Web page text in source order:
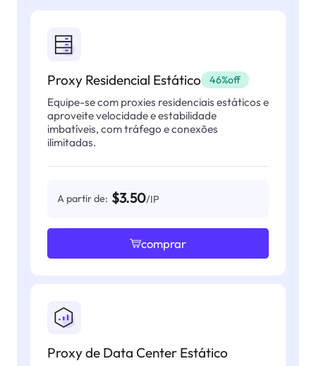
Proxy Residencial Estático 46%off
Equipe-se com proxies residenciais estáticos e
aproveite velocidade e estabilidade
imbatíveis, com tráfego e conexões
ilimitadas.
A partir de: $3.50/IP
comprar
Proxy de Data Center Estático